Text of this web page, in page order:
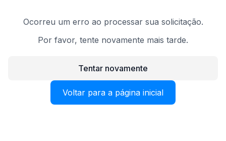
Ocorreu um erro ao processar sua solicitação.
Por favor, tente novamente mais tarde.
Tentar novamente
Voltar para a página inicial